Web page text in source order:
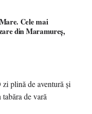
Cele mai
din Maramureș,